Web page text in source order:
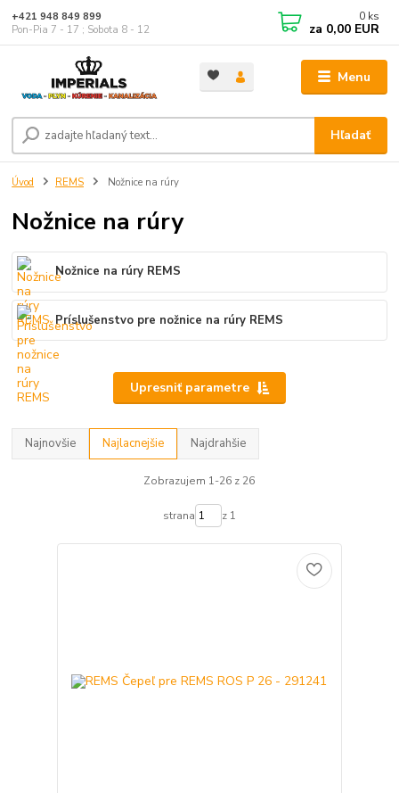
Menu
Hľadať
+421 948 849 899
Pon-Pia 7 - 17 ; Sobota 8 - 12
0 ks
za 0,00 EUR
Úvod REMS Nožnice na rúry
Nožnice na rúry
Nožnice na rúry REMS
Príslušenstvo pre nožnice na rúry REMS
Upresniť parametre
Najnovšie Najlacnejšie Najdrahšie
Zobrazujem 1-26 z 26
strana z 1